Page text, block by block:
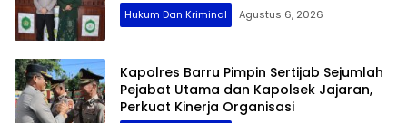
Hukum Dan Kriminal Agustus 6, 2026
Kapolres Barru Pimpin Sertijab Sejumlah
Pejabat Utama dan Kapolsek Jajaran,
Perkuat Kinerja Organisasi